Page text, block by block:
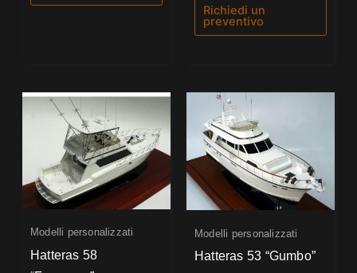
Richiedi un
preventivo
Modelli personalizzati
Hatteras 58
Modelli personalizzati
Hatteras 53 “Gumbo”